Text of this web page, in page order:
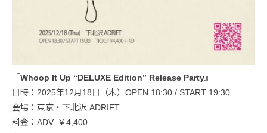
『Whoop It Up “DELUXE Edition” Release Party』
日時：2025年12月18日（木）OPEN 18:30 / START 19:30
会場：東京・下北沢 ADRIFT
料金：ADV. ￥4,400